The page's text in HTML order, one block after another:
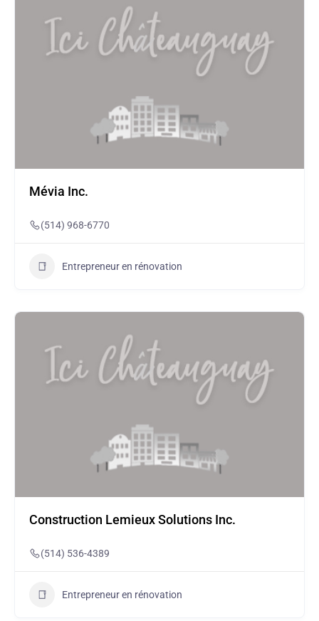
Mévia Inc.
(514) 968-6770
Entrepreneur en rénovation
Construction Lemieux Solutions Inc.
(514) 536-4389
Entrepreneur en rénovation